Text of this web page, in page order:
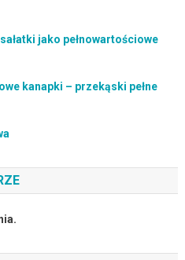
jako pełnowartościowe
kanapki – przekąski pełne